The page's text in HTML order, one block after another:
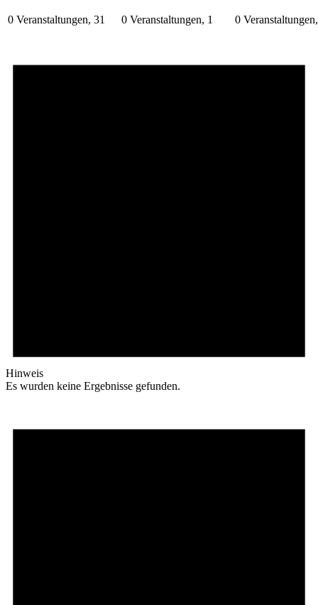
0 Veranstaltungen, 31 0 Veranstaltungen, 1 0
Hinweis
Es wurden keine Ergebnisse gefunden.